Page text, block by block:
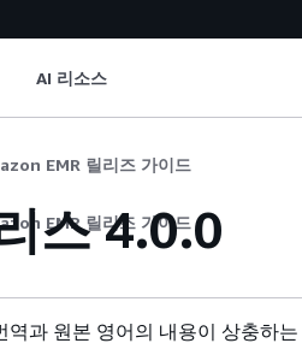
AI 리소스
EMR 릴리즈 가이드
EMR 릴리즈 가이드
스 4.0.0
과 원본 영어의 내용이 상충하